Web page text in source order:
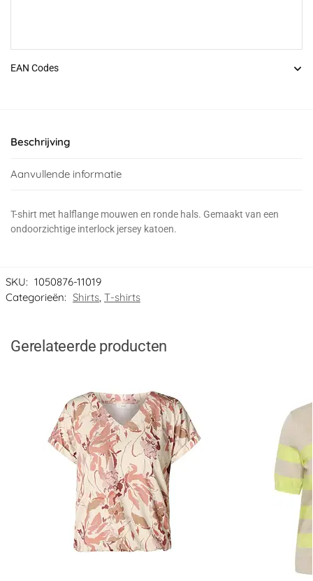
EAN Codes
Beschrijving
Aanvullende informatie
T-shirt met halflange mouwen en ronde hals. Gemaakt van een
ondoorzichtige interlock jersey katoen.
SKU: 1050876-11019
Categorieën: Shirts, T-shirts
Gerelateerde producten